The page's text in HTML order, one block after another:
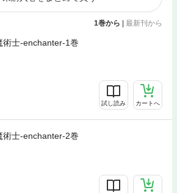
1巻から | 最新刊から
術士-enchanter-1巻
試し読み カートへ
術士-enchanter-2巻